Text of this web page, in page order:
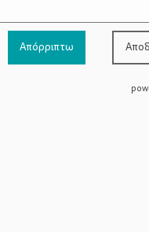
800-1199-
Απόρριπτω